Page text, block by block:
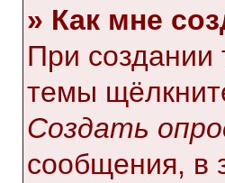
» Как мне
При создании
темы
Создать
сообщения, в